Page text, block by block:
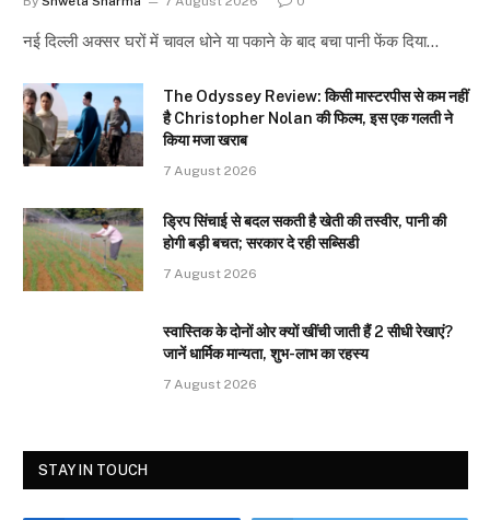
नई दिल्ली अक्सर घरों में चावल धोने या पकाने के बाद बचा पानी फेंक दिया…
The Odyssey Review: किसी मास्टरपीस से कम नहीं
है Christopher Nolan की फिल्म, इस एक गलती ने
किया मजा खराब
7 August 2026
ड्रिप सिंचाई से बदल सकती है खेती की तस्वीर, पानी की
होगी बड़ी बचत; सरकार दे रही सब्सिडी
7 August 2026
स्वास्तिक के दोनों ओर क्यों खींची जाती हैं 2 सीधी रेखाएं?
जानें धार्मिक मान्यता, शुभ-लाभ का रहस्य
7 August 2026
STAY IN TOUCH